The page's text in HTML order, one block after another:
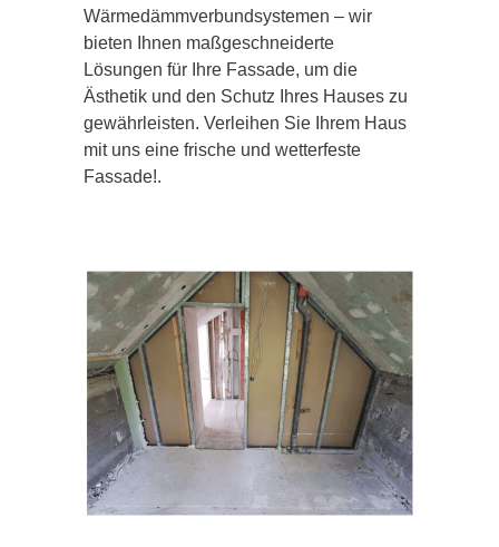
Wärmedämmverbundsystemen – wir
bieten Ihnen maßgeschneiderte
Lösungen für Ihre Fassade, um die
Ästhetik und den Schutz Ihres Hauses zu
gewährleisten. Verleihen Sie Ihrem Haus
mit uns eine frische und wetterfeste
Fassade!.